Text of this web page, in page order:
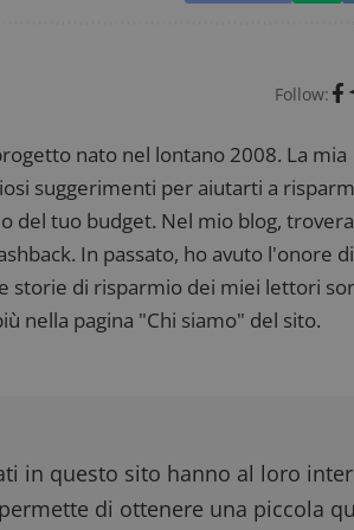
Follow:
nato nel lontano 2008. La mia
suggerimenti per aiutarti a
del tuo budget. Nel mio blog,
In passato, ho avuto l'onore di
storie di risparmio dei miei lettori
nella pagina "Chi siamo" del sito.
in questo sito hanno al loro
di ottenere una piccola
Questo cookie viene utilizzato
l'esperienza dell'utente e